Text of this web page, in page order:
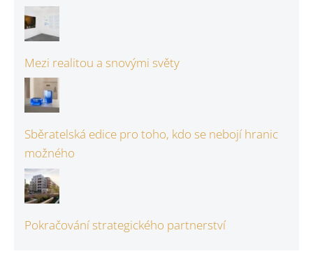
Mezi realitou a snovými světy
Sběratelská edice pro toho, kdo se nebojí hranic
možného
Pokračování strategického partnerství